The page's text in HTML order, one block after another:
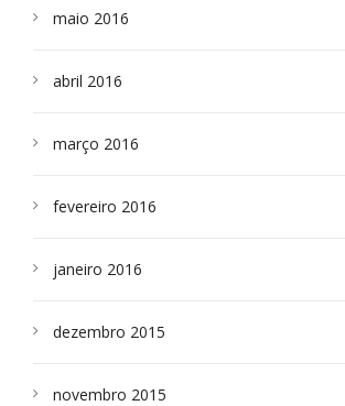
maio 2016
abril 2016
março 2016
fevereiro 2016
janeiro 2016
dezembro 2015
novembro 2015